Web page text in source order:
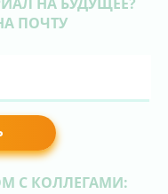
ПОЧТУ
С КОЛЛЕГАМИ: